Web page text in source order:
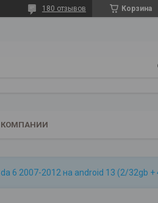
Корзина
180 отзывов
КОМПАНИИ
6 2007-2012 на android 13 (2/32gb